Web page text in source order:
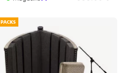
PACKS